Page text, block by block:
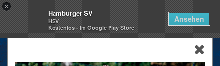
×
Hamburger SV
HSV
Kostenlos - Im Google Play Store
Ansehen
skip_navigation